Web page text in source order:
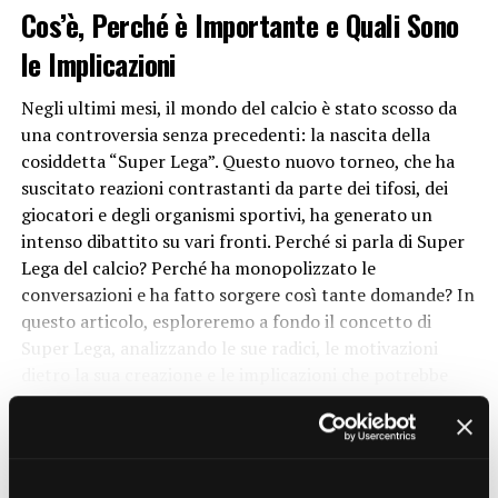
che una palla più allungata e ovale avrebbe potuto
offrire un maggiore controllo e precisione nei passaggi e
nei calci. Questo ha portato all’introduzione del pallone
essere la scelta ottimale per le esigenze del gioco.
Vantaggi della forma ovale
1. Migliore controllo di palla
La forma ovale del pallone da rugby consente ai
giocatori di eseguire passaggi e calci con maggiore
precisione e controllo rispetto a una palla rotonda.
Cos’è, Perché è Importante e Quali Sono
le Implicazioni
Negli ultimi mesi, il mondo del calcio è stato scosso da
una controversia senza precedenti: la nascita della
cosiddetta “Super Lega”. Questo nuovo torneo, che ha
suscitato reazioni contrastanti da parte dei tifosi, dei
giocatori e degli organismi sportivi, ha generato un
intenso dibattito su vari fronti. Perché si parla di Super
Lega del calcio? Perché ha monopolizzato le
conversazioni e ha fatto sorgere così tante domande? In
questo articolo, esploreremo a fondo il concetto di
Super Lega, analizzando le sue radici, le motivazioni
avere sul mondo del calcio.
Cos’è la Super Lega del Calcio?
CONTINUE READING